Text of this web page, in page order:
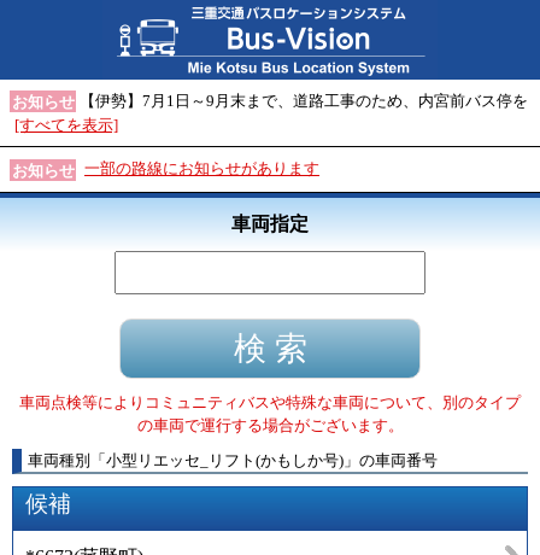
お知らせ
【伊勢】7月1日～9月末まで、道路工事のため、内宮前バス停を
[すべてを表示]
お知らせ 一部の路線にお知らせがあります
車両指定
車両点検等によりコミュニティバスや特殊な車両について、別のタイプ
の車両で運行する場合がございます。
車両種別
「 小型リエッセ_リフト(かもしか号) 」 の車両番号
候補